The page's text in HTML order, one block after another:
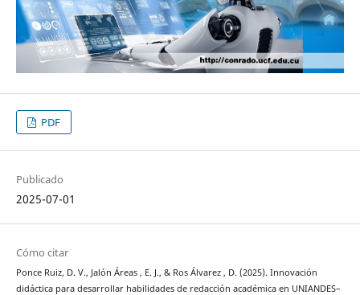
PDF
Publicado
2025-07-01
Cómo citar
Ponce Ruiz, D. V., Jalón Áreas , E. J., & Ros Álvarez , D. (2025). Innovación
didáctica para desarrollar habilidades de redacción académica en UNIANDES–